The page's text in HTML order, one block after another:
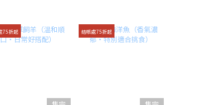
75折起 結帳處75折起